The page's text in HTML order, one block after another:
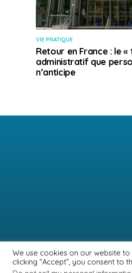
VIE PRATIQUE
Retour en France : le
administratif que
n’anticipe
We use cookies on our website
clicking “Accept”, you consent to